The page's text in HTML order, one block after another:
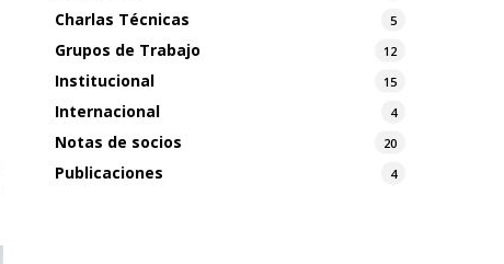
Charlas Técnicas 5
Grupos de Trabajo 12
Institucional 15
Internacional 4
Notas de socios 20
Publicaciones 4